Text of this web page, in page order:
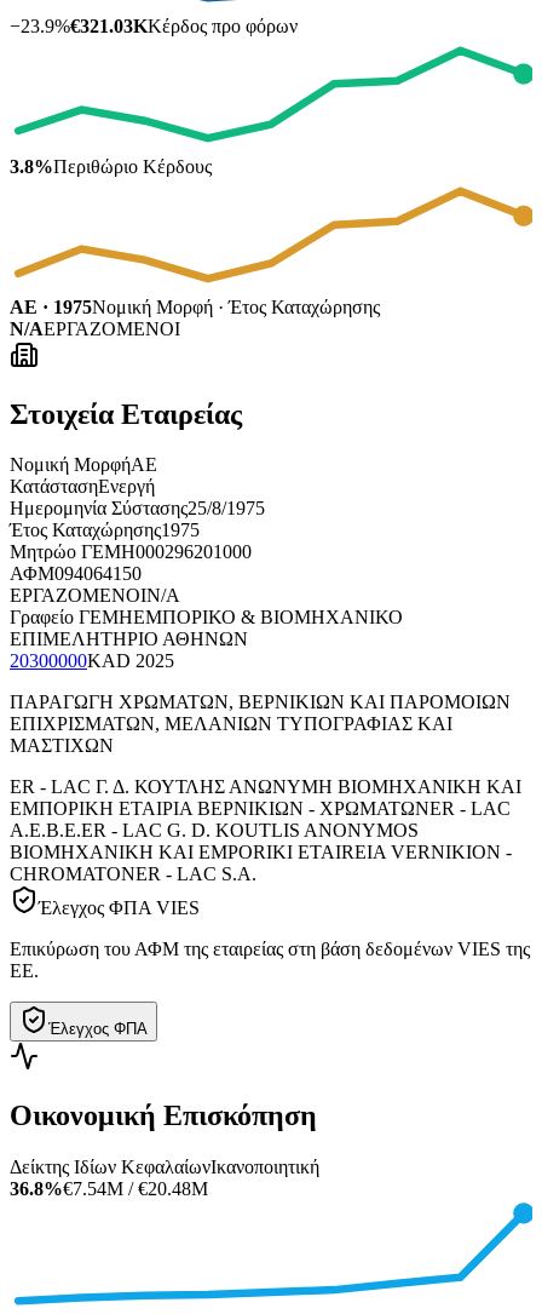
−23.9%€321.03KΚέρδος προ φόρων
3.8%Περιθώριο Κέρδους
ΑΕ · 1975Νομική Μορφή · Έτος Καταχώρησης
N/AΕΡΓΑΖΟΜΕΝΟΙ
Στοιχεία Εταιρείας
Νομική ΜορφήΑΕ
ΚατάστασηΕνεργή
Ημερομηνία Σύστασης25/8/1975
Έτος Καταχώρησης1975
Μητρώο ΓΕΜΗ000296201000
ΑΦΜ094064150
ΕΡΓΑΖΟΜΕΝΟΙN/A
Γραφείο ΓΕΜΗΕΜΠΟΡΙΚΟ & ΒΙΟΜΗΧΑΝΙΚΟ
ΕΠΙΜΕΛΗΤΗΡΙΟ ΑΘΗΝΩΝ
20300000KAD 2025
ΠΑΡΑΓΩΓΗ ΧΡΩΜΑΤΩΝ, ΒΕΡΝΙΚΙΩΝ ΚΑΙ ΠΑΡΟΜΟΙΩΝ
ΕΠΙΧΡΙΣΜΑΤΩΝ, ΜΕΛΑΝΙΩΝ ΤΥΠΟΓΡΑΦΙΑΣ ΚΑΙ
ΜΑΣΤΙΧΩΝ
ER - LAC Γ. Δ. ΚΟΥΤΛΗΣ ΑΝΩΝΥΜΗ BIOMHXANIKH ΚΑΙ
ΕΜΠΟΡΙΚΗ ΕΤΑΙΡΙΑ ΒΕΡΝΙΚΙΩΝ - ΧΡΩΜΑΤΩΝER - LAC
Α.Ε.Β.Ε.ER - LAC G. D. KOUTLIS ANONYMOS
BIOMHXANIKH KAI EMPORIKI ETAIREIA VERNIKION -
CHROMATONER - LAC S.A.
Έλεγχος ΦΠΑ VIES
Επικύρωση του ΑΦΜ της εταιρείας στη βάση δεδομένων VIES της
ΕΕ.
Έλεγχος ΦΠΑ
Οικονομική Επισκόπηση
Δείκτης Ιδίων ΚεφαλαίωνΙκανοποιητική
36.8%€7.54M / €20.48M